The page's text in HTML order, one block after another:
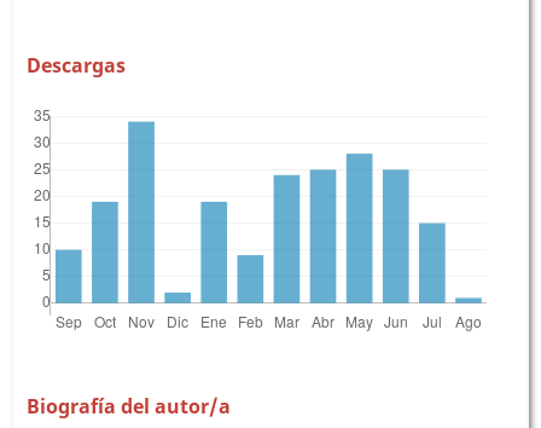
Descargas
Biografía del autor/a